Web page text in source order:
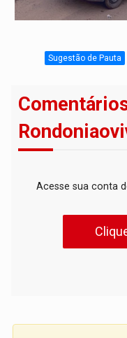
Sugestão de Pauta
Acesse sua conta